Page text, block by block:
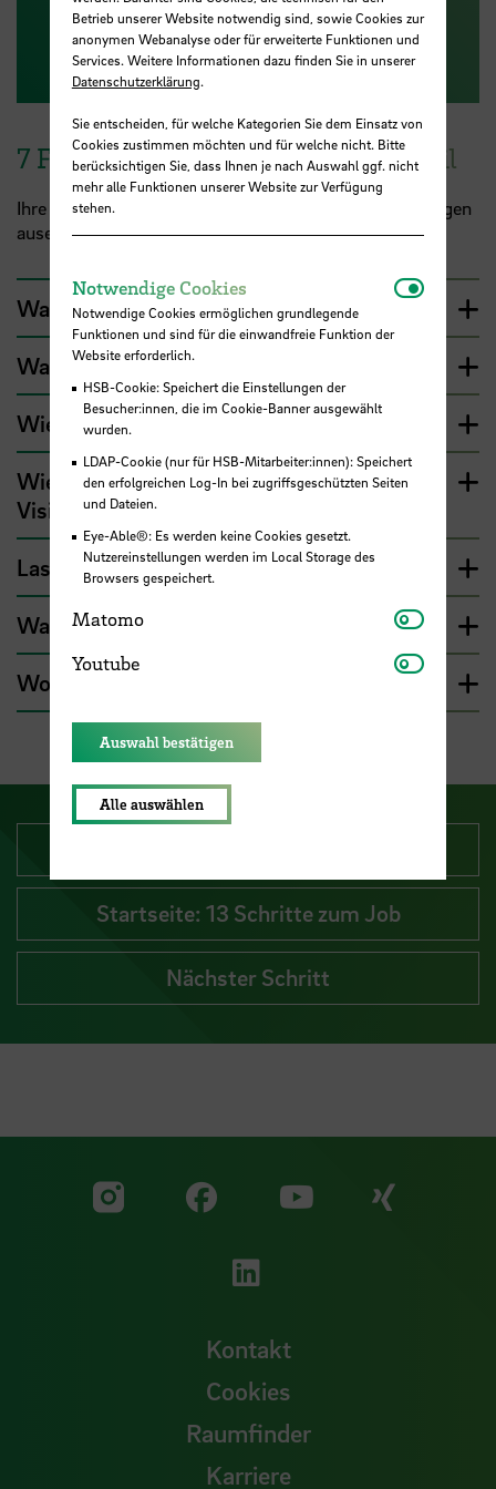
7 Fragen zum eigenen Karriereprofil
Ihre Zukunft rückt näher, wenn Sie sich mit diesen Fragen
auseinandersetzen. Viel Glück damit!
Was macht Sie besonders?
Was wollen Sie erreichen?
Wie definieren Sie Erfolg?
Wie könnten Sie Ihre Fähigkeiten, Ideen und
Visionen zusammenbringen?
Lassen Ihre Ideen sich umsetzen?
Was wäre Ihr nächster Schritt?
Wo finden Sie Unterstützung?
Startseite: 13 Schritte zum Job
Nächster Schritt
Zu unserer Facebook
Zu
Zu unserer
Kontakt
Cookies
Raumfinder
Karriere
Betrieb unserer Website notwendig sind, sowie Cookies zur
anonymen Webanalyse oder für erweiterte Funktionen und
Services. Weitere Informationen dazu finden Sie in unserer
Datenschutzerklärung.
Sie entscheiden, für welche Kategorien Sie dem Einsatz von
Cookies zustimmen möchten und für welche nicht. Bitte
berücksichtigen Sie, dass Ihnen je nach Auswahl ggf. nicht
mehr alle Funktionen unserer Website zur Verfügung
stehen.
Notwendige Cookies
Notwendige Cookies ermöglichen grundlegende
Funktionen und sind für die einwandfreie Funktion der
Website erforderlich.
HSB-Cookie: Speichert die Einstellungen der
Besucher:innen, die im Cookie-Banner ausgewählt
wurden.
LDAP-Cookie (nur für HSB-Mitarbeiter:innen): Speichert
den erfolgreichen Log-In bei zugriffsgeschützten Seiten
und Dateien.
Eye-Able®: Es werden keine Cookies gesetzt.
Nutzereinstellungen werden im Local Storage des
Browsers gespeichert.
Matomo Matomo
Youtube Youtube
Auswahl bestätigen
Alle auswählen